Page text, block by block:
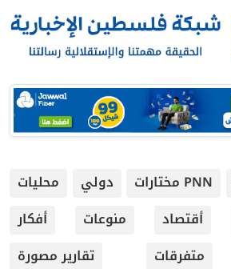
PNN مختارات دولي
محليات
أقتصاد منوعات
أفكار
متفرقات
تقارير مصورة